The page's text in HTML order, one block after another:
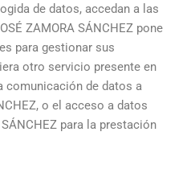
de datos, accedan a las
ZAMORA SÁNCHEZ pone
para gestionar sus
otro servicio presente en
comunicación de datos a
o el acceso a datos
SÁNCHEZ para la prestación